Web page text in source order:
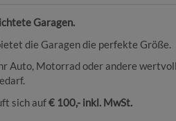
Garagen.
die Garagen die perfekte Größe.
Auto, Motorrad oder andere
sich auf€ 100,- inkl. MwSt.